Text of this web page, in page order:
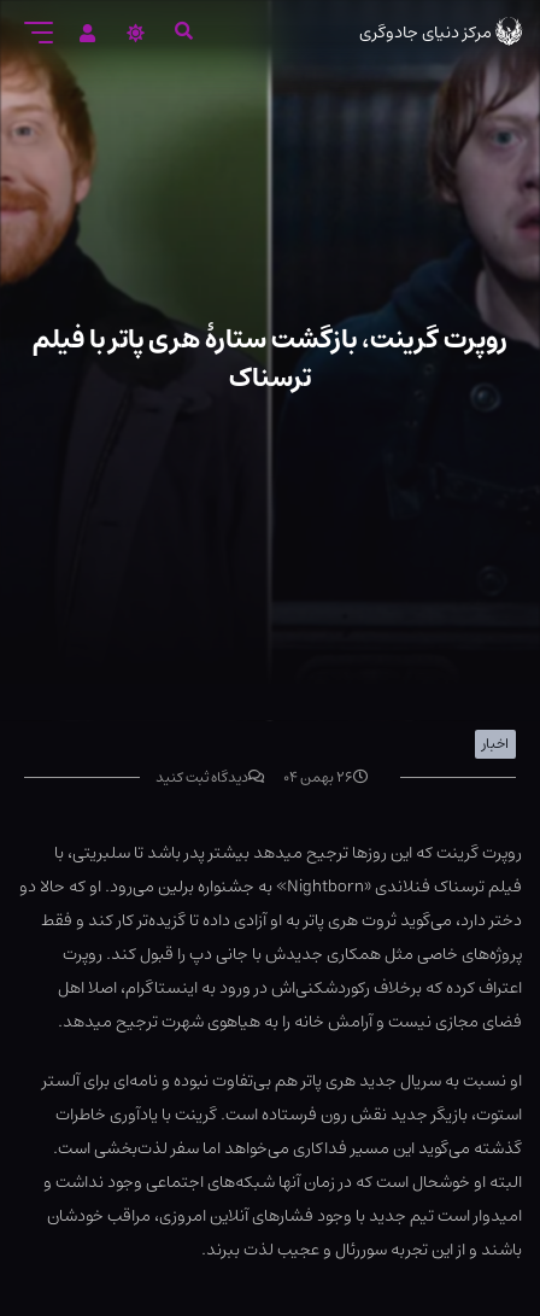
ورود
متن
اصلی
مرکز دنیای جادوگری
روپرت گرینت، بازگشت ستارۀ هری پاتر با فیلم
ترسناک
اخبار
۲۶ بهمن ۰۴
دیدگاه ثبت کنید
روپرت گرینت که این روزها ترجیح میدهد بیشتر پدر باشد تا سلبریتی، با
فیلم ترسناک فنلاندی «Nightborn» به جشنواره برلین می‌رود. او که حالا دو
دختر دارد، می‌گوید ثروت هری پاتر به او آزادی داده تا گزیده‌تر کار کند و فقط
پروژه‌های خاصی مثل همکاری جدیدش با جانی دپ را قبول کند. روپرت
اعتراف کرده که برخلاف رکوردشکنی‌اش در ورود به اینستاگرام، اصلا اهل
فضای مجازی نیست و آرامش خانه را به هیاهوی شهرت ترجیح میدهد.
او نسبت به سریال جدید هری پاتر هم بی‌تفاوت نبوده و نامه‌ای برای آلستر
استوت، بازیگر جدید نقش رون فرستاده است. گرینت با یادآوری خاطرات
گذشته می‌گوید این مسیر فداکاری می‌خواهد اما سفر لذت‌بخشی است.
البته او خوشحال است که در زمان آنها شبکه‌های اجتماعی وجود نداشت و
امیدوار است تیم جدید با وجود فشارهای آنلاین امروزی، مراقب خودشان
باشند و از این تجربه سوررئال و عجیب لذت ببرند.